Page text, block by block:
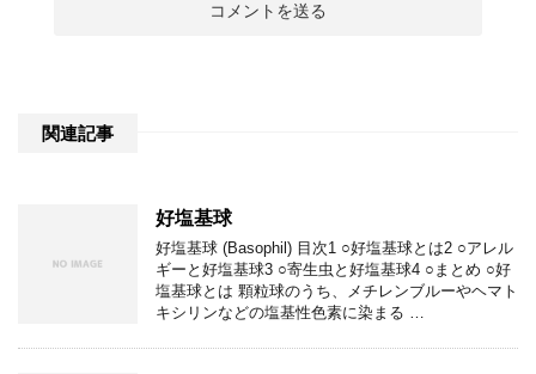
関連記事
好塩基球
好塩基球 (Basophil) 目次1 ○好塩基球とは2 ○アレル
ギーと好塩基球3 ○寄生虫と好塩基球4 ○まとめ ○好
塩基球とは 顆粒球のうち、メチレンブルーやヘマト
キシリンなどの塩基性色素に染まる …